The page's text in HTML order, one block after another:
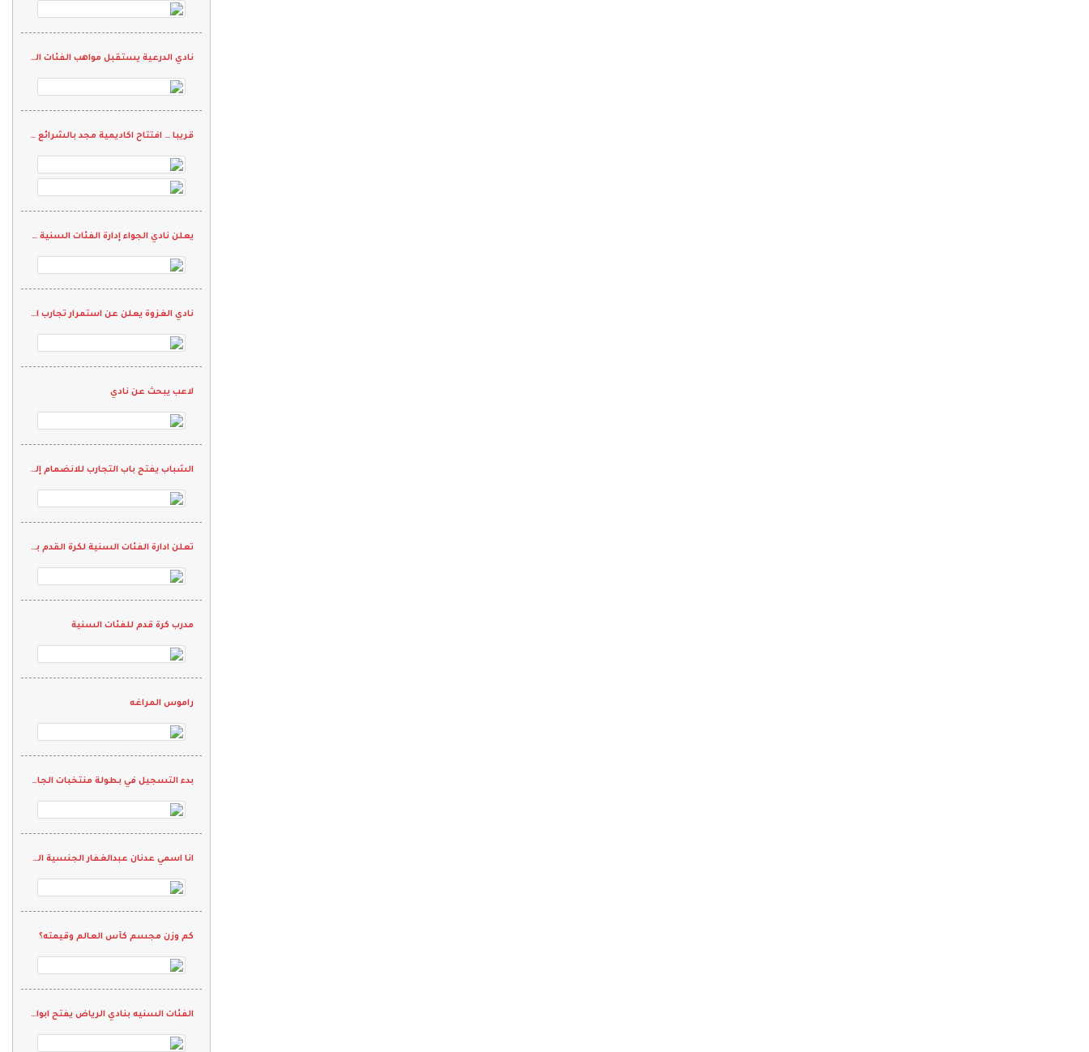
نادي الدرعية يستقبل مواهب الفئات السنية في تجارب الأداء
قريبا … افتتاح اكاديمية مجد بالشرائع الراشدية
يعلن نادي الجواء إدارة الفئات السنية لكرة القدم عن إقامة تجارب أداء
نادي الغزوة يعلن عن استمرار تجارب الأداء للفئات السنية في كرة القدم
لاعب يبحث عن نادي
الشباب يفتح باب التجارب للانضمام إلى الفئات السنية
تعلن ادارة الفئات السنية لكرة القدم بنادي المحمل عن بدء التسجيل للمرحلة الأولى
مدرب كرة قدم للفئات السنية
راموس المراغه
بدء التسجيل في بطولة منتخبات الجاليات الثانية
انا اسمي عدنان عبدالغفار الجنسية الهند وحلمي ان العب كورة القدم في نادي واقدم كل م لدي ويارب انها تححق
كم وزن مجسم كأس العالم وقيمته؟
الفئات السنيه بنادي الرياض يفتح ابوابه لاستقبال المواهب